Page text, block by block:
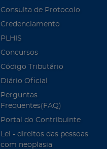
Consulta de Protocolo
Credenciamento
PLHIS
Concursos
Código Tributário
Diário Oficial
Perguntas
Frequentes(FAQ)
Portal do Contribuinte
Lei - direitos das pessoas
com neoplasia